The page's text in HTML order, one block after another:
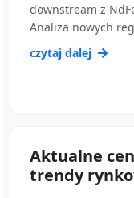
downstream z
Analiza nowych
czytaj dalej
Aktualne
trendy